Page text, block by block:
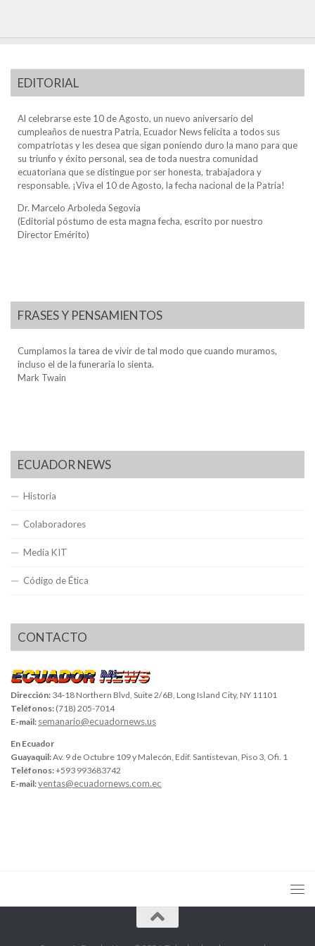
EDITORIAL
Al celebrarse este 10 de Agosto, un nuevo aniversario del
cumpleaños de nuestra Patria, Ecuador News felicita a todos sus
compatriotas y les desea que sigan poniendo duro la mano para que
su triunfo y éxito personal, sea de toda nuestra comunidad
ecuatoriana que se distingue por ser honesta, trabajadora y
responsable. ¡Viva el 10 de Agosto, la fecha nacional de la Patria!
Dr. Marcelo Arboleda Segovia
(Editorial póstumo de esta magna fecha, escrito por nuestro
Director Emérito)
FRASES Y PENSAMIENTOS
Cumplamos la tarea de vivir de tal modo que cuando muramos,
incluso el de la funeraria lo sienta.
Mark Twain
ECUADOR NEWS
Historia
Colaboradores
Media KIT
Código de Ética
CONTACTO
Dirección: 34-18 Northern Blvd, Suite 2/6B, Long Island City, NY 11101
Teléfonos: (718) 205-7014
E-mail: semanario@ecuadornews.us
En Ecuador
Guayaquil:Av. 9 de Octubre 109 y Malecón, Edif. Santistevan, Piso 3, Ofi. 1
Teléfonos:+593 993683742
E-mail:ventas@ecuadornews.com.ec